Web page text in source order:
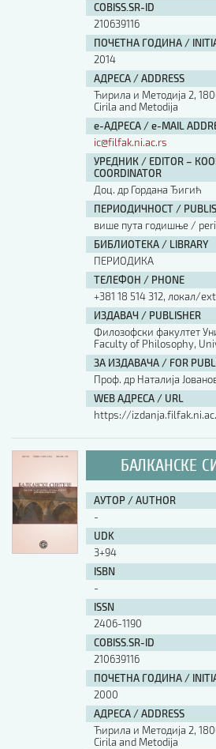
COBISS.SR-ID
210639116
ПОЧЕТНА ГОДИНА /
2014
АДРЕСА / ADDRESS
Ћирила и Методија 2,
Cirila and Metodija
е-АДРЕСА / e-MAIL
ic@filfak.ni.ac.rs
УРЕДНИК / EDITOR –
COORDINATOR
Доц. др Гордана Ђигић
ПЕРИОДИЧНОСТ /
више пута годишње /
БИБЛИОТЕКА / LIBRARY
ПЕРИОДИКА
ТЕЛЕФОН / PHONE
+381 18 514 312, локал/ext
ИЗДАВАЧ / PUBLISHER
Филозофски факултет
Faculty of Philosophy,
ЗА ИЗДАВАЧА / FOR
Проф. др Наталија
WEB АДРЕСА / URL
https://
БАЛКАНСКЕ
АУТОР / AUTHOR
-
UDK
3+94
ISBN
-
ISSN
2406-1190
COBISS.SR-ID
210639116
ПОЧЕТНА ГОДИНА /
2000
АДРЕСА / ADDRESS
Ћирила и Методија 2,
Cirila and Metodija